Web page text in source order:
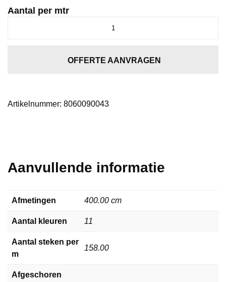
Aantal per mtr
OFFERTE AANVRAGEN
Artikelnummer: 8060090043
Aanvullende informatie
Afmetingen 400.00 cm
Aantal kleuren 11
Aantal steken per
m
158.00
Afgeschoren